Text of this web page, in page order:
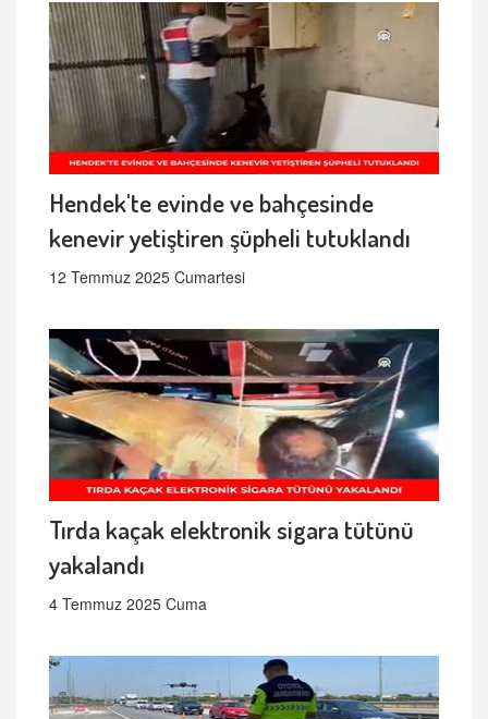
Hendek'te evinde ve bahçesinde
kenevir yetiştiren şüpheli tutuklandı
12 Temmuz 2025 Cumartesi
Tırda kaçak elektronik sigara tütünü
yakalandı
4 Temmuz 2025 Cuma